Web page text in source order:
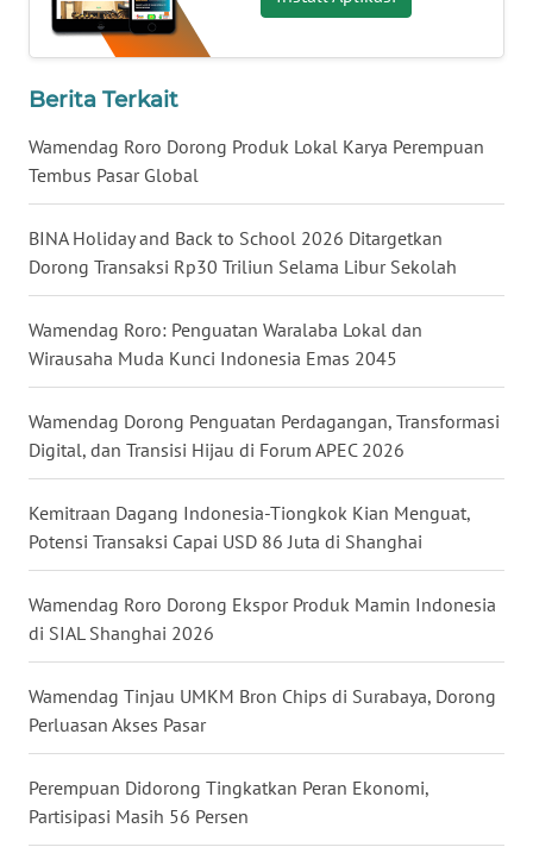
Berita Terkait
Wamendag Roro Dorong Produk Lokal Karya Perempuan
Tembus Pasar Global
BINA Holiday and Back to School 2026 Ditargetkan
Dorong Transaksi Rp30 Triliun Selama Libur Sekolah
Wamendag Roro: Penguatan Waralaba Lokal dan
Wirausaha Muda Kunci Indonesia Emas 2045
Wamendag Dorong Penguatan Perdagangan, Transformasi
Digital, dan Transisi Hijau di Forum APEC 2026
Kemitraan Dagang Indonesia-Tiongkok Kian Menguat,
Potensi Transaksi Capai USD 86 Juta di Shanghai
Wamendag Roro Dorong Ekspor Produk Mamin Indonesia
di SIAL Shanghai 2026
Wamendag Tinjau UMKM Bron Chips di Surabaya, Dorong
Perluasan Akses Pasar
Perempuan Didorong Tingkatkan Peran Ekonomi,
Partisipasi Masih 56 Persen
WN
NUSANTARA
JOGJA
WN
JATIM
WN
WN
WN
WN
KALTIM
WN